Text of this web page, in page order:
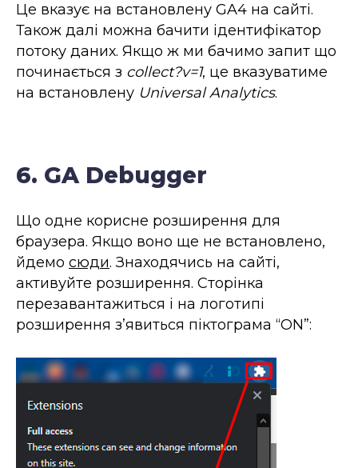
Це вказує на встановлену GA4 на сайті.
Також далі можна бачити ідентифікатор
потоку даних. Якщо ж ми бачимо запит що
починається з collect?v=1, це вказуватиме
на встановлену Universal Analytics.
6. GA Debugger
Що одне корисне розширення для
браузера. Якщо воно ще не встановлено,
йдемо сюди. Знаходячись на сайті,
активуйте розширення. Сторінка
перезавантажиться і на логотипі
розширення з’явиться піктограма “ON”: